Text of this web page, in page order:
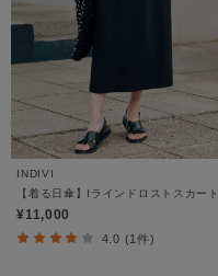
INDIVI
【着る日傘】Iラインドロストスカート
¥11,000
4.0 (1件)